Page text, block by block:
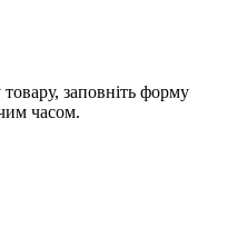
заповніть форму
часом.